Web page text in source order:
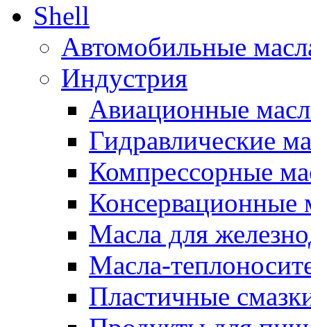
Shell
Автомобильные
Индустрия
Авиационные
Гидравлические
Компрессорные
Консервационные
Масла для
Масла-
Пластичные